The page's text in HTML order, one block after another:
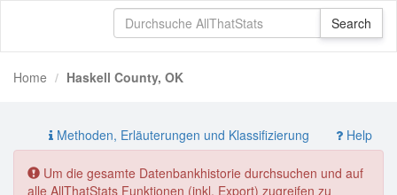
Home Haskell County, OK
Methoden, Erläuterungen und Klassifizierung Help
Um die gesamte Datenbankhistorie durchsuchen und auf
alle AllThatStats Funktionen (inkl. Export) zugreifen zu